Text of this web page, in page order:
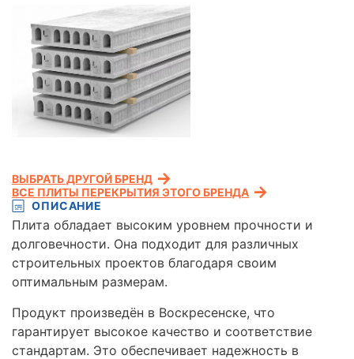
ОПИСАНИЕ
Плита обладает высоким уровнем прочности и
долговечности. Она подходит для различных
строительных проектов благодаря своим
оптимальным размерам.
Продукт произведён в Воскресенске, что
гарантирует высокое качество и соответствие
стандартам. Это обеспечивает надежность в
ВЫБРАТЬ ДРУГОЙ БРЕНД
ВСЕ ПЛИТЫ ПЕРЕКРЫТИЯ ЭТОГО БРЕНДА